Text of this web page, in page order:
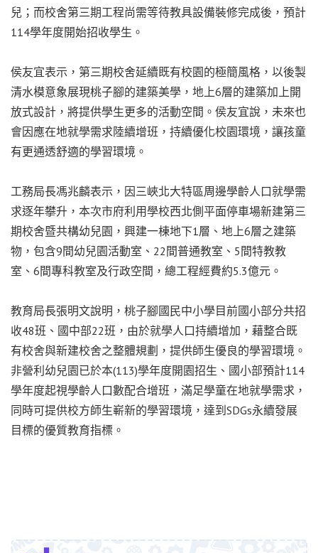
兒；而校舍第三期工程尚需等待教具設備裝修完成後，預計
114學年度開始招收學生。
侯友宜表示，第三期校舍延續既有校園的極簡風格，以後製
清水模意象展現桃子腳的建築美學，地上6層的建築加上開
放式設計，將提供學生更多的活動空間。侯友宜說，未來也
會因應在地就學需求陸續增班，持續優化校園環境，讓孩童
有更通透舒適的學習環境。
工務局長馮兆麟表示，因三峽北大特區周邊學齡人口就學需
求逐年攀升，本次市府利用學校西北側平面停車場新建第三
期校舍暨共構幼兒園，興建一棟地下1層、地上6層之建築
物，包含9間幼兒園活動室、22間普通教室、5間特教教
室、6間專科教室及行政空間，總工程經費約5.3億元。
教育局長張明文說明，桃子腳國民中小學目前國小部分共招
收48班、國中部22班，由於就學人口持續增加，藉整合既
有校舍與新建校舍之整體規劃，提供師生優良的學習環境。
非營利幼兒園已於本(113)學年度開園招生、國小部預計114
學年度起視學齡人口數配合增班，滿足學童在地就學需求，
同時可提供校方師生嶄新的學習環境，達到SDGs永續發展
目標的優質教育指標。